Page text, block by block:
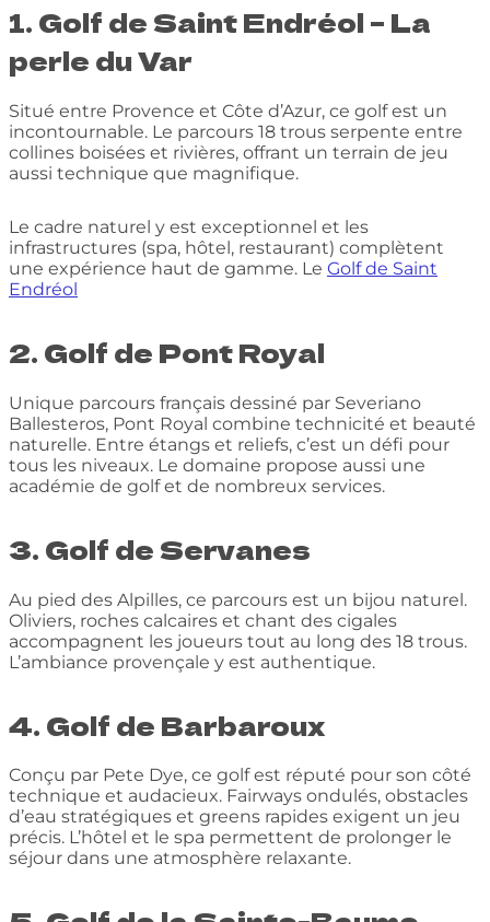
1. Golf de Saint Endréol – La
perle du Var
Situé entre Provence et Côte d’Azur, ce golf est un
incontournable. Le parcours 18 trous serpente entre
collines boisées et rivières, offrant un terrain de jeu
aussi technique que magnifique.
Le cadre naturel y est exceptionnel et les
infrastructures (spa, hôtel, restaurant) complètent
une expérience haut de gamme. Le Golf de Saint
Endréol
2. Golf de Pont Royal
Unique parcours français dessiné par Severiano
Ballesteros, Pont Royal combine technicité et beauté
naturelle. Entre étangs et reliefs, c’est un défi pour
tous les niveaux. Le domaine propose aussi une
académie de golf et de nombreux services.
3. Golf de Servanes
Au pied des Alpilles, ce parcours est un bijou naturel.
Oliviers, roches calcaires et chant des cigales
accompagnent les joueurs tout au long des 18 trous.
L’ambiance provençale y est authentique.
4. Golf de Barbaroux
Conçu par Pete Dye, ce golf est réputé pour son côté
technique et audacieux. Fairways ondulés, obstacles
d’eau stratégiques et greens rapides exigent un jeu
précis. L’hôtel et le spa permettent de prolonger le
séjour dans une atmosphère relaxante.